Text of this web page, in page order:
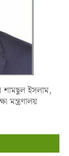
শামছুল ইসলাম,
মন্ত্রণালয়